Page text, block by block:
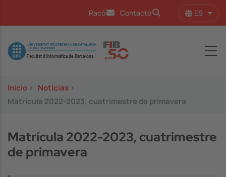
Racó Contacto ES
Image
Inicio > Notícias >
Matrícula 2022-2023, cuatrimestre de primavera
Matrícula 2022-2023, cuatrimestre
de primavera